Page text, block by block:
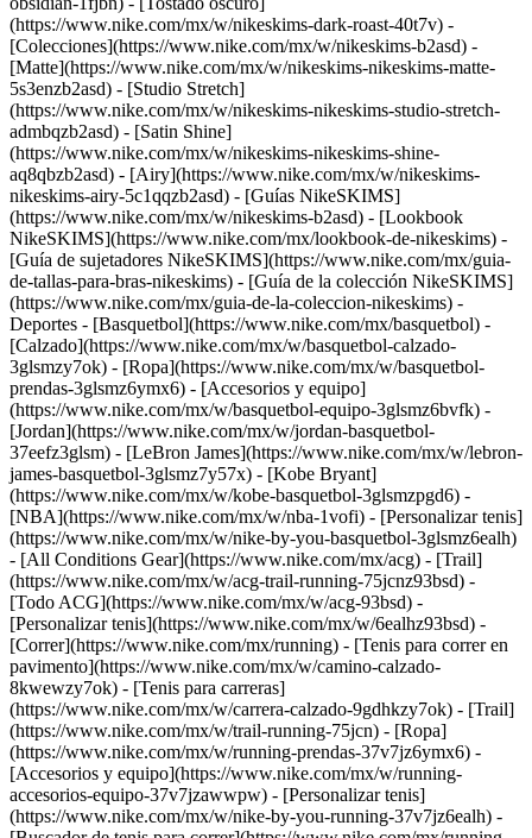
(https://www.nike.com/mx/w/nikeskims-dark-roast-40t7v) -
[Colecciones](https://www.nike.com/mx/w/nikeskims-b2asd) -
[Matte](https://www.nike.com/mx/w/nikeskims-nikeskims-matte-
5s3enzb2asd) - [Studio Stretch]
(https://www.nike.com/mx/w/nikeskims-nikeskims-studio-stretch-
admbqzb2asd) - [Satin Shine]
(https://www.nike.com/mx/w/nikeskims-nikeskims-shine-
aq8qbzb2asd) - [Airy](https://www.nike.com/mx/w/nikeskims-
nikeskims-airy-5c1qqzb2asd) - [Guías NikeSKIMS]
(https://www.nike.com/mx/w/nikeskims-b2asd) - [Lookbook
NikeSKIMS](https://www.nike.com/mx/lookbook-de-nikeskims) -
[Guía de sujetadores NikeSKIMS](https://www.nike.com/mx/guia-
de-tallas-para-bras-nikeskims) - [Guía de la colección NikeSKIMS]
(https://www.nike.com/mx/guia-de-la-coleccion-nikeskims) -
Deportes - [Basquetbol](https://www.nike.com/mx/basquetbol) -
[Calzado](https://www.nike.com/mx/w/basquetbol-calzado-
3glsmzy7ok) - [Ropa](https://www.nike.com/mx/w/basquetbol-
prendas-3glsmz6ymx6) - [Accesorios y equipo]
(https://www.nike.com/mx/w/basquetbol-equipo-3glsmz6bvfk) -
[Jordan](https://www.nike.com/mx/w/jordan-basquetbol-
37eefz3glsm) - [LeBron James](https://www.nike.com/mx/w/lebron-
james-basquetbol-3glsmz7y57x) - [Kobe Bryant]
(https://www.nike.com/mx/w/kobe-basquetbol-3glsmzpgd6) -
[NBA](https://www.nike.com/mx/w/nba-1vofi) - [Personalizar tenis]
(https://www.nike.com/mx/w/nike-by-you-basquetbol-3glsmz6ealh)
- [All Conditions Gear](https://www.nike.com/mx/acg) - [Trail]
(https://www.nike.com/mx/w/acg-trail-running-75jcnz93bsd) -
[Todo ACG](https://www.nike.com/mx/w/acg-93bsd) -
[Personalizar tenis](https://www.nike.com/mx/w/6ealhz93bsd) -
[Correr](https://www.nike.com/mx/running) - [Tenis para correr en
pavimento](https://www.nike.com/mx/w/camino-calzado-
8kwewzy7ok) - [Tenis para carreras]
(https://www.nike.com/mx/w/carrera-calzado-9gdhkzy7ok) - [Trail]
(https://www.nike.com/mx/w/trail-running-75jcn) - [Ropa]
(https://www.nike.com/mx/w/running-prendas-37v7jz6ymx6) -
[Accesorios y equipo](https://www.nike.com/mx/w/running-
accesorios-equipo-37v7jzawwpw) - [Personalizar tenis]
(https://www.nike.com/mx/w/nike-by-you-running-37v7jz6ealh) -